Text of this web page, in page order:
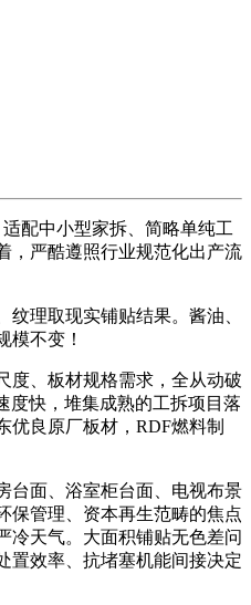
配中小型家拆、简略单纯工
，严酷遵照行业规范化出产流
理取现实铺贴结果。酱油、
模不变！
、板材规格需求，全从动破
度快，堆集成熟的工拆项目落
良原厂板材，RDF燃料制
面、浴室柜台面、电视布景
保管理、资本再生范畴的焦点
冷天气。大面积铺贴无色差问
置效率、抗堵塞机能间接决定